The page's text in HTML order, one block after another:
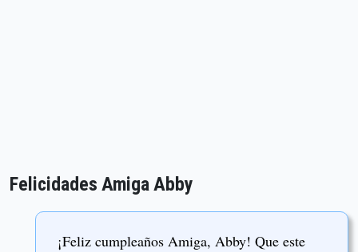
Felicidades Amiga Abby
¡Feliz cumpleaños Amiga, Abby! Que este